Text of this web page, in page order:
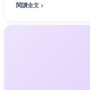
閱讀全文